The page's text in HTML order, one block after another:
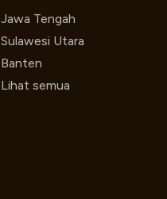
Jawa Tengah
Sulawesi Utara
Banten
Lihat semua